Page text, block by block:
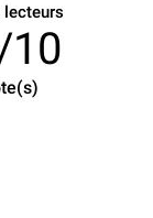
lecteurs
10